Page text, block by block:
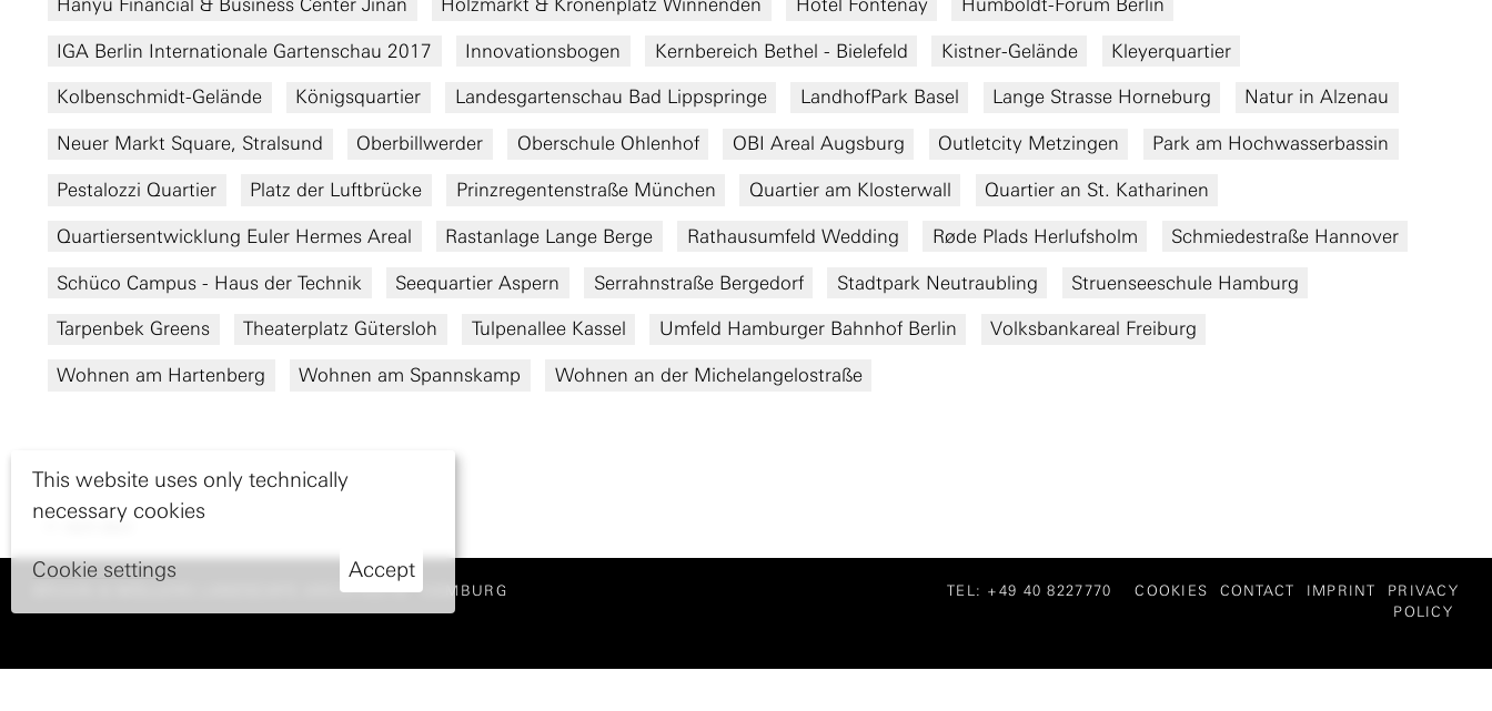
IGA Berlin Internationale Gartenschau 2017 Innovationsbogen Kernbereich Bethel - Bielefeld Kistner-Gelände Kleyerquartier
Kolbenschmidt-Gelände Königsquartier Landesgartenschau Bad Lippspringe LandhofPark Basel Lange Strasse Horneburg Natur in Alzenau
Neuer Markt Square, Stralsund Oberbillwerder Oberschule Ohlenhof OBI Areal Augsburg Outletcity Metzingen Park am Hochwasserbassin
Pestalozzi Quartier Platz der Luftbrücke Prinzregentenstraße München Quartier am Klosterwall Quartier an St. Katharinen
Quartiersentwicklung Euler Hermes Areal Rastanlage Lange Berge Rathausumfeld Wedding Røde Plads Herlufsholm Schmiedestraße Hannover
Schüco Campus - Haus der Technik Seequartier Aspern Serrahnstraße Bergedorf Stadtpark Neutraubling Struenseeschule Hamburg
Tarpenbek Greens Theaterplatz Gütersloh Tulpenallee Kassel Umfeld Hamburger Bahnhof Berlin Volksbankareal Freiburg
Wohnen am Hartenberg Wohnen am Spannskamp Wohnen an der Michelangelostraße
nach oben
BRUUN & MÖLLERS LANDSCAPE ARCHITECTS HAMBURG TEL: +49 40 8227770 COOKIES CONTACT IMPRINT
PRIVACY
POLICY
This website uses only technically
necessary cookies
Cookie settings Accept